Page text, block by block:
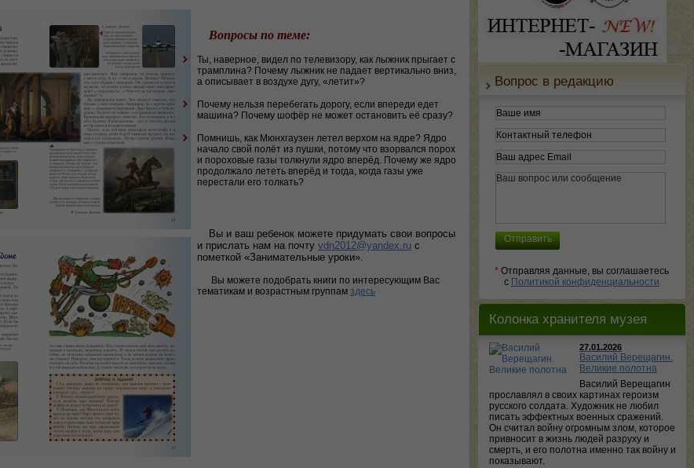
Вопросы по теме:
Ты, наверное, видел по телевизору, как лыжник прыгает с
трамплина? Почему лыжник не падает вертикально вниз,
а описывает в воздухе дугу, «летит»?
Почему нельзя перебегать дорогу, если впереди едет
машина? Почему шофёр не может остановить её сразу?
Помнишь, как Мюнхгаузен летел верхом на ядре? Ядро
начало свой полёт из пушки, потому что взорвался порох
и пороховые газы толкнули ядро вперёд. Почему же ядро
продолжало лететь вперёд и тогда, когда газы уже
перестали его толкать?
Вы и ваш ребенок можете придумать свои вопросы
и прислать нам на почту vdn2012@yandex.ru с
пометкой «Занимательные уроки».
Вы можете подобрать книги по интересующим Вас
тематикам и возрастным группам здесь
Вопрос в редакцию
* Отправляя данные, вы соглашаетесь
с Политикой конфиденциальности
Колонка хранителя музея
27.01.2026
Василий Верещагин.
Великие полотна
Василий Верещагин
прославлял в своих картинах героизм
русского солдата. Художник не любил
писать эффектных военных сражений.
Он считал войну огромным злом, которое
привносит в жизнь людей разруху и
смерть, и его полотна именно так войну и
показывают.